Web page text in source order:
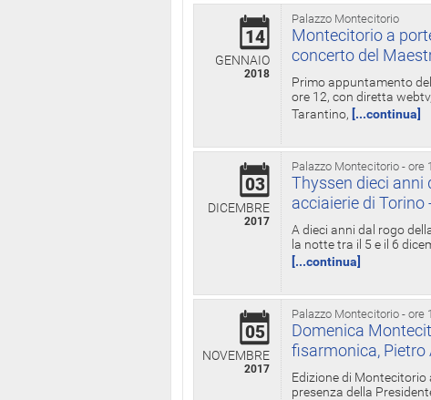
Palazzo Montecitorio
14
GENNAIO
2018
Montecitorio a
concerto del
Primo appuntamento
ore 12, con diretta
Tarantino, [...continua]
Palazzo Montecitorio - ore
03
DICEMBRE
2017
Thyssen dieci anni
acciaierie di Torino
A dieci anni dal rogo
la notte tra il 5 e il 6
[...continua]
Palazzo Montecitorio - ore
05
NOVEMBRE
2017
Domenica
fisarmonica, Pietro
Edizione di Montecitorio
presenza della